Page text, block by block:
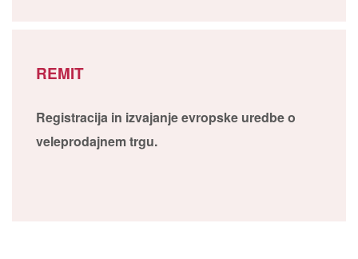
REMIT
Registracija in izvajanje evropske uredbe o
veleprodajnem trgu.